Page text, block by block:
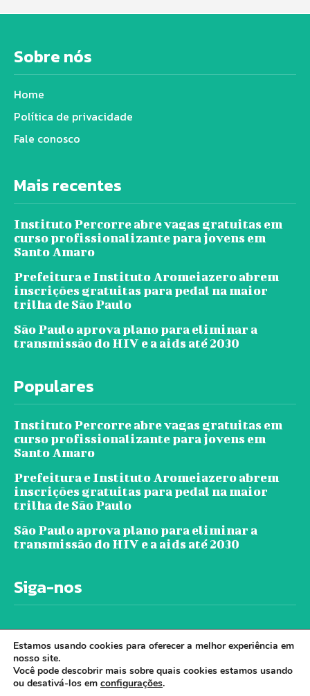
Sobre nós
Home
Política de privacidade
Fale conosco
Mais recentes
Instituto Percorre abre vagas gratuitas em
curso profissionalizante para jovens em
Santo Amaro
Prefeitura e Instituto Aromeiazero abrem
inscrições gratuitas para pedal na maior
trilha de São Paulo
São Paulo aprova plano para eliminar a
transmissão do HIV e a aids até 2030
Populares
Instituto Percorre abre vagas gratuitas em
curso profissionalizante para jovens em
Santo Amaro
Prefeitura e Instituto Aromeiazero abrem
inscrições gratuitas para pedal na maior
trilha de São Paulo
São Paulo aprova plano para eliminar a
transmissão do HIV e a aids até 2030
Siga-nos
Estamos usando cookies para oferecer a melhor experiência em
nosso site.
Você pode descobrir mais sobre quais cookies estamos usando
ou desativá-los em configurações.